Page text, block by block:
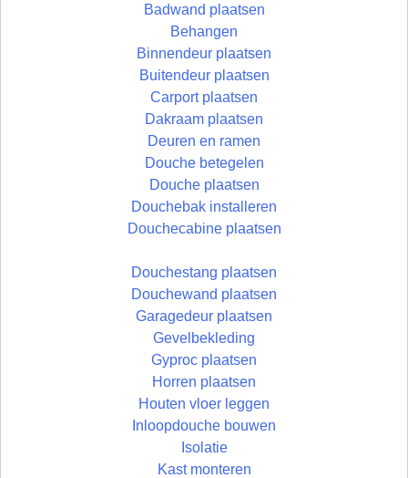
Badwand plaatsen
Behangen
Binnendeur plaatsen
Buitendeur plaatsen
Carport plaatsen
Dakraam plaatsen
Deuren en ramen
Douche betegelen
Douche plaatsen
Douchebak installeren
Douchecabine plaatsen
Douchestang plaatsen
Douchewand plaatsen
Garagedeur plaatsen
Gevelbekleding
Gyproc plaatsen
Horren plaatsen
Houten vloer leggen
Inloopdouche bouwen
Isolatie
Kast monteren